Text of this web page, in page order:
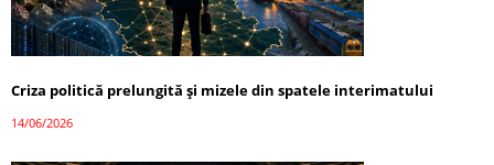
Criza politică prelungită și mizele din spatele interimatului
14/06/2026